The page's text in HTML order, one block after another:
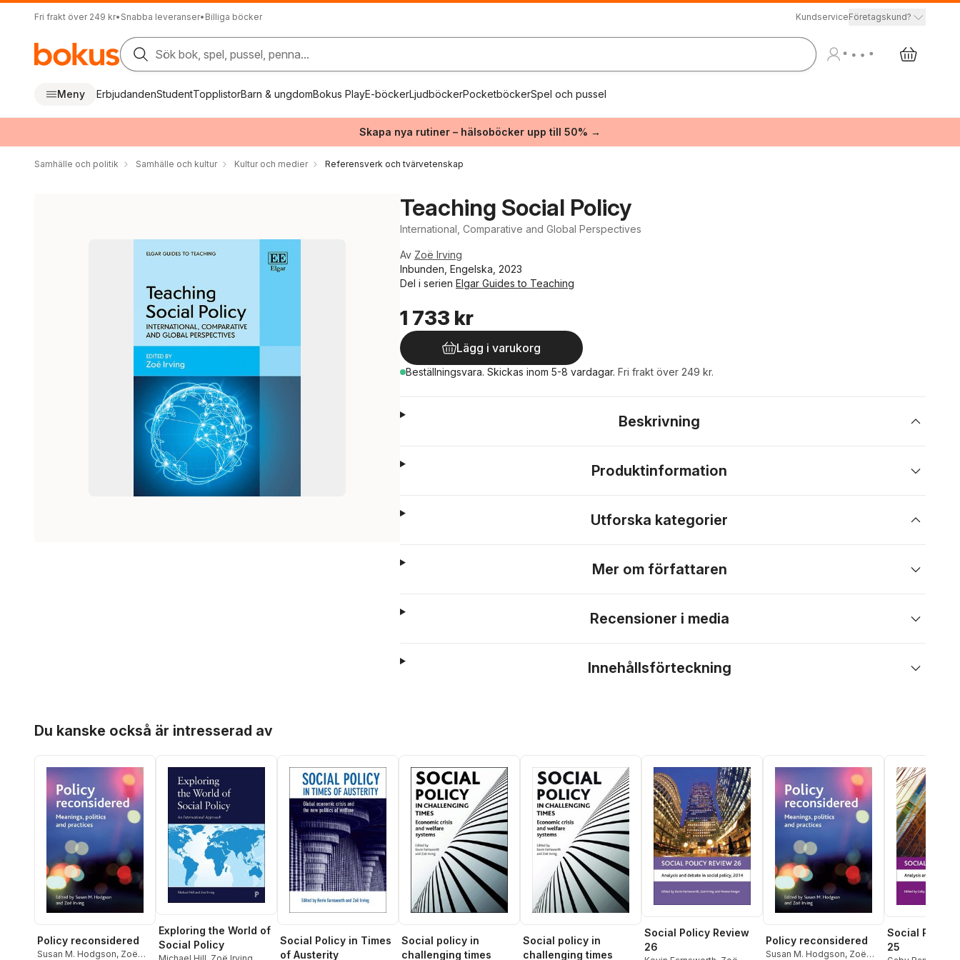
Fri frakt över 249 kr• Snabba leveranser• Billiga böcker KundserviceFöretagskund?
Sök bok, spel, pussel, penna...
Meny ErbjudandenStudentTopplistorBarn & ungdomBokus PlayE-böckerLjudböckerPocketböckerSpel och pussel
Skapa nya rutiner – hälsoböcker upp till 50% →
Samhälle och politik Samhälle och kultur Kultur och medier Referensverk och tvärvetenskap
Teaching Social Policy
International, Comparative and Global Perspectives
Av Zoë Irving
Inbunden, Engelska, 2023
Del i serien Elgar Guides to Teaching
1 733 kr
Lägg i varukorg
Beställningsvara. Skickas inom 5-8 vardagar. Fri frakt över 249 kr.
Beskrivning
Produktinformation
Utforska kategorier
Mer om författaren
Recensioner i media
Innehållsförteckning
Du kanske också är intresserad av
Policy reconsidered
Susan M. Hodgson, Zoë
Exploring the World of
Social Policy
Social Policy in Times
of Austerity
Social policy in
challenging times
Social policy in
challenging times
Social Policy Review
26
Policy reconsidered
Susan M. Hodgson, Zoë
Social Policy
25